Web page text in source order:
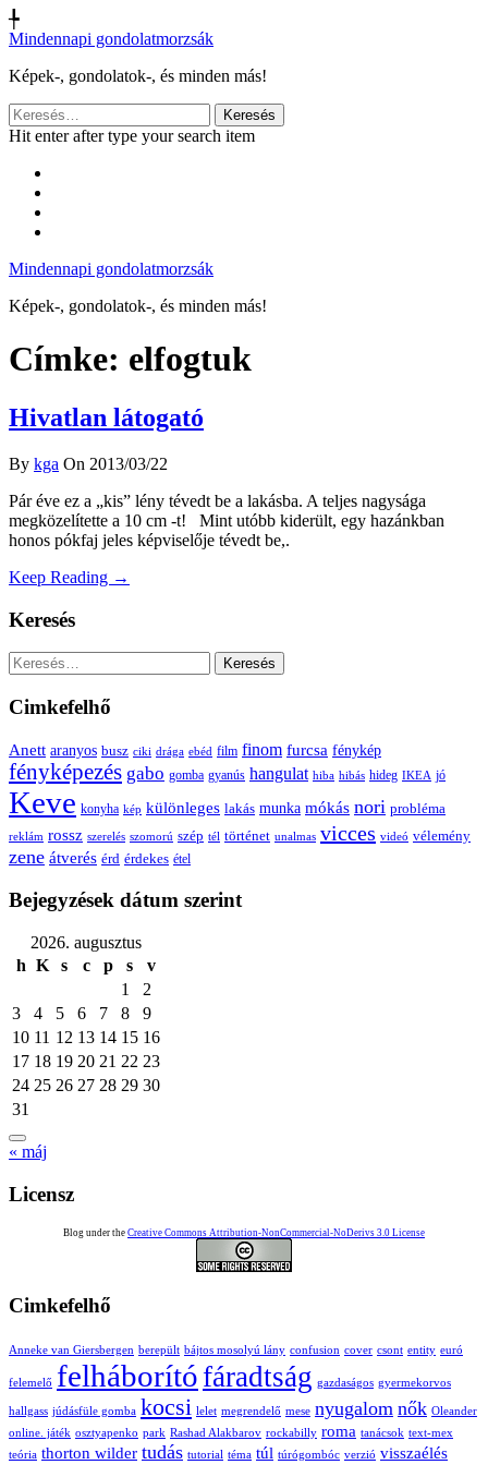
╄
Mindennapi gondolatmorzsák
Képek-, gondolatok-, és minden más!
Keresés:
Hit enter after type your search item
Mindennapi gondolatmorzsák
Képek-, gondolatok-, és minden más!
Címke: elfogtuk
Hivatlan látogató
By kga On 2013/03/22
Pár éve ez a „kis” lény tévedt be a lakásba. A teljes nagysága
megközelítette a 10 cm -t! Mint utóbb kiderült, egy hazánkban
honos pókfaj jeles képviselője tévedt be,.
Keep Reading →
Keresés
Keresés:
Cimkefelhő
Anett aranyos busz ciki drága ebéd film finom furcsa fénykép
fényképezés gabo gomba gyanús hangulat hiba hibás hideg IKEA jó
Keve konyha kép különleges lakás munka mókás nori probléma
reklám rossz szerelés szomorú szép tél történet unalmas vicces videó vélemény
zene átverés érd érdekes étel
Bejegyzések dátum szerint
2026. augusztus
h K s c p s
v
1
2
3
4 5 6 7 8
9
10 11 12 13 14 15 16
17 18 19 20 21 22 23
24 25 26 27 28 29 30
31
« máj
Licensz
Blog under the Creative Commons Attribution-NonCommercial-NoDerivs 3.0 License
Cimkefelhő
Anneke van Giersbergen berepült bájtos mosolyú lány confusion cover csont entity euró
felemelő felháborítófáradtság gazdaságos gyermekorvos
hallgass júdásfüle gomba kocsi lelet megrendelő mese nyugalom nők Oleander
online. játék osztyapenko park Rashad Alakbarov rockabilly roma tanácsok text-mex
teória thorton wilder tudás tutorial téma túl túrógombóc verzió visszaélés